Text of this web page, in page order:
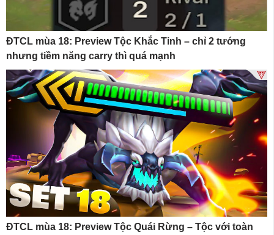
ĐTCL mùa 18: Preview Tộc Khắc Tinh – chỉ 2 tướng
nhưng tiềm năng carry thì quá mạnh
ĐTCL mùa 18: Preview Tộc Quái Rừng – Tộc với toàn